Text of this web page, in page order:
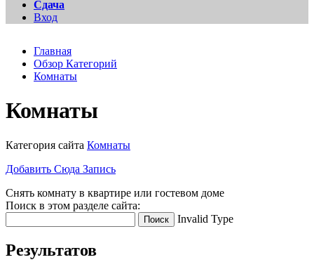
Сдача
Вход
Главная
Обзор Категорий
Комнаты
Комнаты
Категория сайта Комнаты
Добавить Сюда Запись
Снять комнату в квартире или гостевом доме
Поиск в этом разделе сайта:
Поиск Invalid Type
Результатов